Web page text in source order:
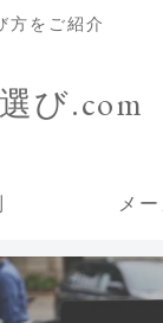
方をご紹介
び.com
メ